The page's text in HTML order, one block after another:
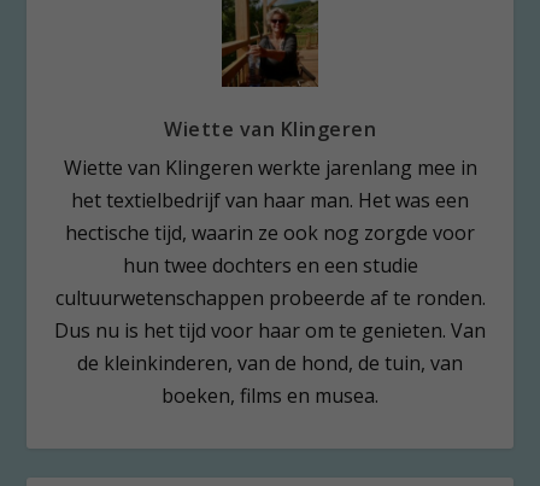
Wiette van Klingeren
Wiette van Klingeren werkte jarenlang mee in
het textielbedrijf van haar man. Het was een
hectische tijd, waarin ze ook nog zorgde voor
hun twee dochters en een studie
cultuurwetenschappen probeerde af te ronden.
Dus nu is het tijd voor haar om te genieten. Van
de kleinkinderen, van de hond, de tuin, van
boeken, films en musea.